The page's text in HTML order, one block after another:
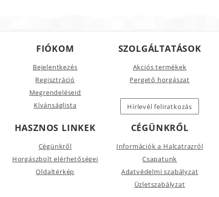
FIÓKOM
Bejelentkezés
Regisztráció
Megrendeléseid
Kívánságlista
SZOLGÁLTATÁSOK
Akciós termékek
Pergető horgászat
Hírlevél feliratkozás
HASZNOS LINKEK
Cégünkről
Horgászbolt elérhetőségei
Oldaltérkép
CÉGÜNKRŐL
Információk a Halcatrazról
Csapatunk
Adatvédelmi szabályzat
Üzletszabályzat